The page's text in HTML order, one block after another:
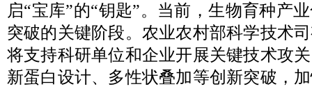
启“宝库”的“钥匙”。当前，生物育种产
突破的关键阶段。农业农村部科学技术
将支持科研单位和企业开展关键技术攻
新蛋白设计、多性状叠加等创新突破，